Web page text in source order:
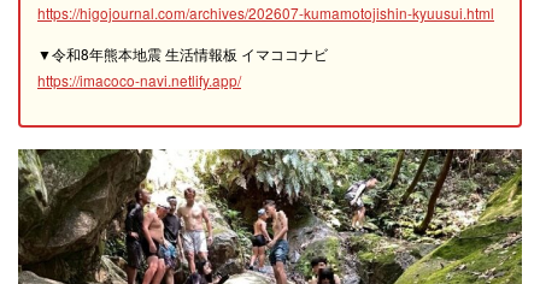
https://higojournal.com/archives/202607-kumamotojishin-kyuusui.html
▼令和8年熊本地震 生活情報板 イマココナビ
https://imacoco-navi.netlify.app/